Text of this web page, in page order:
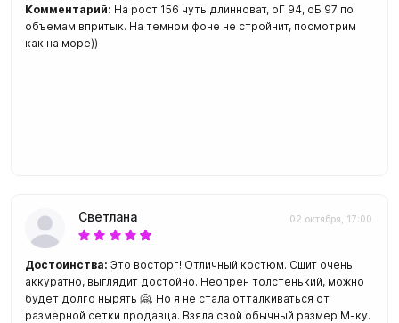
Комментарий: На рост 156 чуть длинноват, оГ 94, оБ 97 по
объемам впритык. На темном фоне не стройнит, посмотрим
как на море))
Светлана 02 октября, 17:00
Достоинства: Это восторг! Отличный костюм. Сшит очень
аккуратно, выглядит достойно. Неопрен толстенький, можно
будет долго нырять 🤗. Но я не стала отталкиваться от
размерной сетки продавца. Взяла свой обычный размер М-ку.